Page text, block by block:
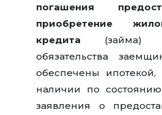
погашения
приобретение
кредита (займа)
обязательства
обеспечены ипотекой,
наличии по
заявления о